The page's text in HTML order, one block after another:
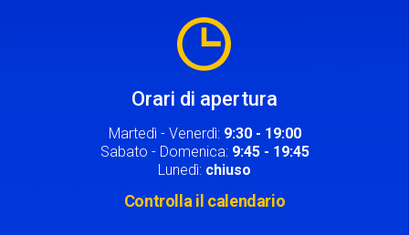
Orari di apertura
Martedì - Venerdì: 9:30 - 19:00
Sabato - Domenica: 9:45 - 19:45
Lunedì: chiuso
Controlla il calendario